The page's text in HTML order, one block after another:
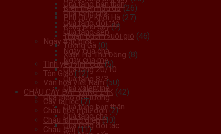
Quà tặng bạn thân
Quà tặng cha
Quà tặng đối tác
Quà tặng sếp
Ngày đặc biệt
Ngày của cha
Ngày của mẹ
Quà tặng 20/10
Quà tặng 8/3
Quà valentine
Quà theo đối tượng
Quà tặng bạn thân
Quà tặng cha
Quà tặng đối tác
Niên niên hữu dư (26)
Phú Quý Khởi Hà (27)
Rồng phú quý (7)
Thuận buồm xuôi gió (46)
Tượng Gà (0)
Xuân Hạ Thu Đông (8)
Tình yêu vĩnh cửu (5)
Tôn Giáo (12)
Văn hóa Việt Nam (50)
CHẬU CÂY DÁT VÀNG 24K (42)
Cây tài lộc (7)
Chậu hoa mẫu đơn (2)
Chậu lan hồ điệp (10)
Chậu sen (11)